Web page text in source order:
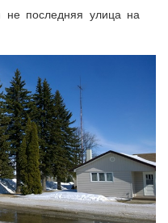
не последняя улица на